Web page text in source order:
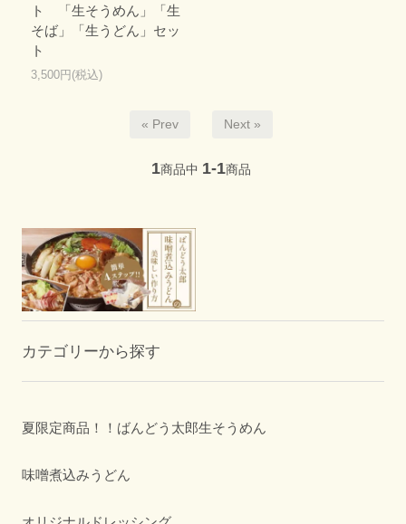
ト 「生そうめん」「生
そば」「生うどん」セッ
ト
3,500円(税込)
« Prev Next »
1商品中 1-1商品
カテゴリーから探す
夏限定商品！！ばんどう太郎生そうめん
味噌煮込みうどん